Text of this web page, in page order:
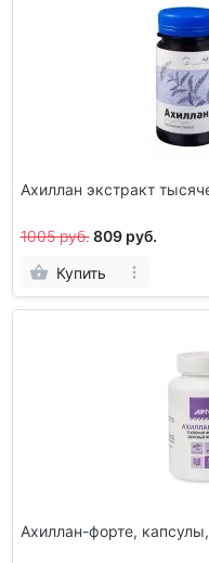
Ахиллан экстракт
1005 руб. 809 руб.
Купить
Ахиллан-форте,